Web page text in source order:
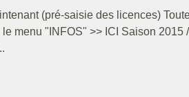
(pré-saisie des licences)
le menu "INFOS" >> ICI Saison